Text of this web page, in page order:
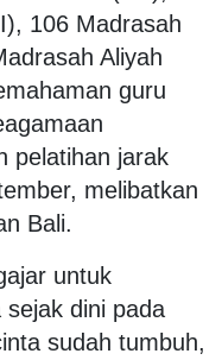
106 Madrasah
Aliyah
guru
pelatihan jarak
melibatkan
Bali.
untuk
sejak dini pada
sudah tumbuh,